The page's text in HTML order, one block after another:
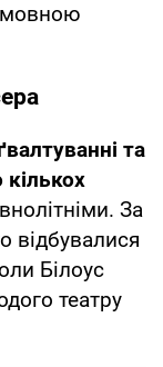
та
За
відбувалися
Білоус
театру